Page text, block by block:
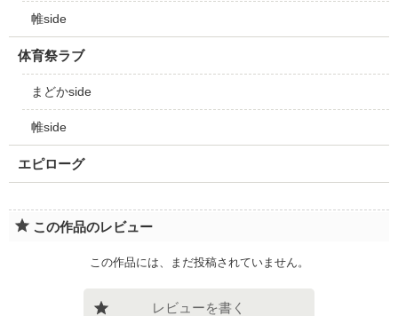
帷side
体育祭ラブ
まどかside
帷side
エピローグ
この作品のレビュー
この作品には、まだ投稿されていません。
レビューを書く